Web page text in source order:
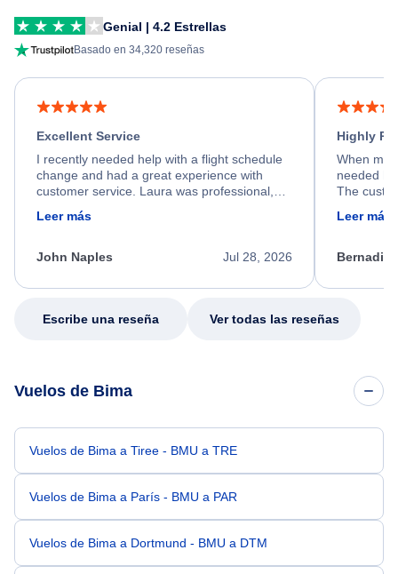
Genial | 4.2 Estrellas
Basado en 34,320 reseñas
Excellent Service
I recently needed help with a flight schedule
change and had a great experience with
customer service. Laura was professional,
friendly, and very helpful throughout the
process. She quickly found a solution and
appreciate her excellent service.
Leer más
Jul 28, 2026
John Naples
Highly
When my
needed
The
calm,
my issue.
Leer más
Escribe una reseña Ver todas las reseñas
Vuelos de Bima
Vuelos de Bima a Tiree - BMU a TRE
Vuelos de Bima a París - BMU a PAR
Vuelos de Bima a Dortmund - BMU a DTM